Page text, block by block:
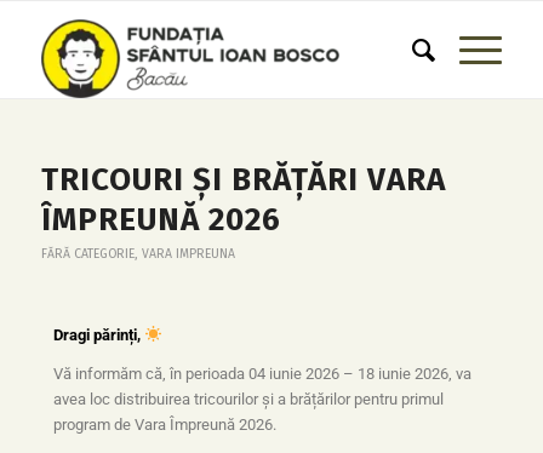
TRICOURI ȘI BRĂȚĂRI VARA
ÎMPREUNĂ 2026
FĂRĂ CATEGORIE, VARA IMPREUNA
Dragi părinți,
Vă informăm că, în perioada 04 iunie 2026 – 18 iunie 2026, va
avea loc distribuirea tricourilor și a brățărilor pentru primul
program de Vara Împreună 2026.